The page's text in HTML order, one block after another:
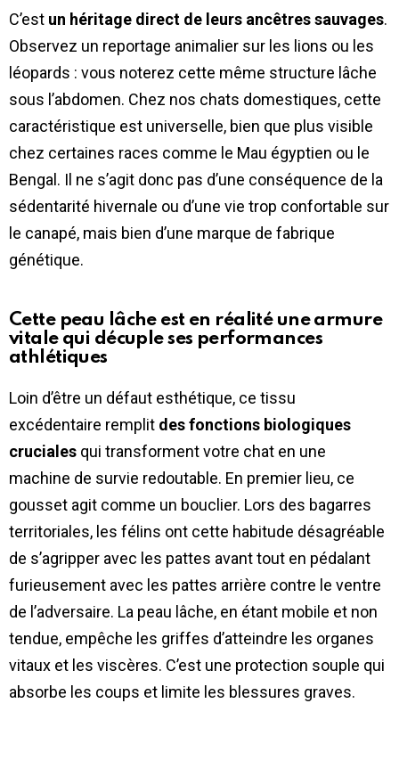
C’est un héritage direct de leurs ancêtres sauvages.
Observez un reportage animalier sur les lions ou les
léopards : vous noterez cette même structure lâche
sous l’abdomen. Chez nos chats domestiques, cette
caractéristique est universelle, bien que plus visible
chez certaines races comme le Mau égyptien ou le
Bengal. Il ne s’agit donc pas d’une conséquence de la
sédentarité hivernale ou d’une vie trop confortable sur
le canapé, mais bien d’une marque de fabrique
génétique.
Cette peau lâche est en réalité une armure
vitale qui décuple ses performances
athlétiques
Loin d’être un défaut esthétique, ce tissu
excédentaire remplit des fonctions biologiques
cruciales qui transforment votre chat en une
machine de survie redoutable. En premier lieu, ce
gousset agit comme un bouclier. Lors des bagarres
territoriales, les félins ont cette habitude désagréable
de s’agripper avec les pattes avant tout en pédalant
furieusement avec les pattes arrière contre le ventre
de l’adversaire. La peau lâche, en étant mobile et non
tendue, empêche les griffes d’atteindre les organes
vitaux et les viscères. C’est une protection souple qui
absorbe les coups et limite les blessures graves.